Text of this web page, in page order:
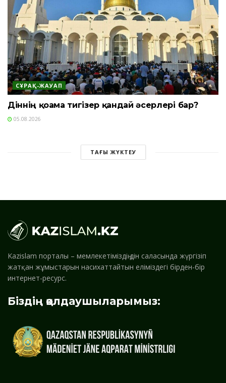
СҰРАҚ-ЖАУАП
Діннің қоғамға тигізер қандай әсерлері бар?
05.08.2026
ТАҒЫ ЖҮКТЕУ
Kazislam порталы – мемлекетіміздің дін саласында жүргізіп
жатқан жұмыстарын насихаттайтын еліміздегі бірден-бір
интернет-ресурс.
Біздің қолдаушыларымыз: